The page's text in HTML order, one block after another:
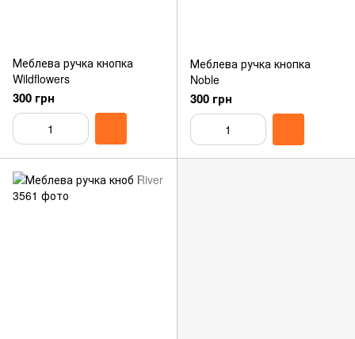
Меблева ручка кнопка
Wildflowers
300 грн
Меблева ручка кнопка
Noble
300 грн